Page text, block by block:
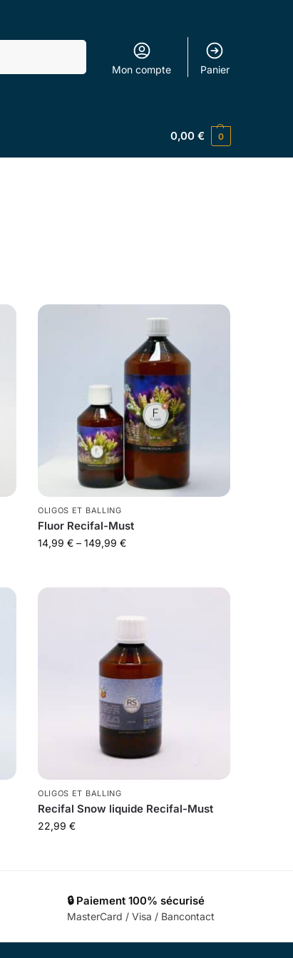
Mon compte Panier
0,00€ 0
OLIGOS ET BALLING
Fluor Recifal-Must
14,99 € – 149,99 €
OLIGOS ET BALLING
Recifal Snow liquide Recifal-Must
22,99 €
🔒 Paiement 100% sécurisé
MasterCard / Visa / Bancontact